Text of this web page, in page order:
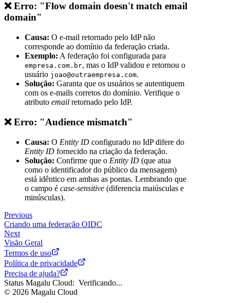
❌ Erro: "Flow domain doesn't match email
domain"
Causa: O e-mail retornado pelo IdP não
corresponde ao domínio da federação criada.
Exemplo: A federação foi configurada para
empresa.com.br, mas o IdP validou e retornou o
usuário joao@outraempresa.com.
Solução: Garanta que os usuários se autentiquem
com os e-mails corretos do domínio. Verifique o
atributo email retornado pelo IdP.
❌ Erro: "Audience mismatch"
Causa: O Entity ID configurado no IdP difere do
Entity ID fornecido na criação da federação.
Solução: Confirme que o Entity ID (que atua
como o identificador do público da mensagem)
está idêntico em ambas as pontas. Lembrando que
o campo é case-sensitive (diferencia maiúsculas e
minúsculas).
Previous
Criando uma federação OIDC
Next
Visão Geral
Termos de uso
Política de privacidade
Precisa de ajuda?
Status Magalu Cloud: Verificando...
© 2026 Magalu Cloud